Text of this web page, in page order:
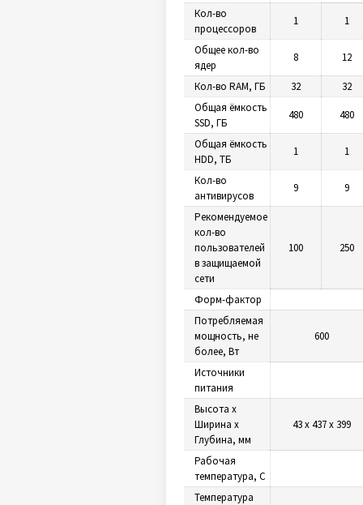
Кол-во
процессоров
1 1
Общее кол-во
ядер
8 12
Кол-во RAM, ГБ 32
32
Общая ёмкость
SSD, ГБ
480 480
Общая ёмкость
HDD, ТБ
1 1
Кол-во
антивирусов
9 9
Рекомендуемое
кол-во
пользователей
в защищаемой
сети
100 250
Форм-фактор
Потребляемая
мощность, не
более, Вт
600
Источники
питания
Высота х
Ширина х
Глубина, мм
43 х 437 х 399
Рабочая
температура, С
Температура